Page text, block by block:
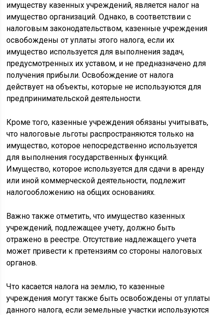
имуществу казенных учреждений, является налог на
имущество организаций. Однако, в соответствии с
налоговым законодательством, казенные учреждения
освобождены от уплаты этого налога, если их
имущество используется для выполнения задач,
предусмотренных их уставом, и не предназначено для
получения прибыли. Освобождение от налога
действует на объекты, которые не используются для
предпринимательской деятельности.
Кроме того, казенные учреждения обязаны учитывать,
что налоговые льготы распространяются только на
имущество, которое непосредственно используется
для выполнения государственных функций.
Имущество, которое используется для сдачи в аренду
или иной коммерческой деятельности, подлежит
налогообложению на общих основаниях.
Важно также отметить, что имущество казенных
учреждений, подлежащее учету, должно быть
отражено в реестре. Отсутствие надлежащего учета
может привести к претензиям со стороны налоговых
органов.
Что касается налога на землю, то казенные
учреждения могут также быть освобождены от уплаты
данного налога, если земельные участки используются